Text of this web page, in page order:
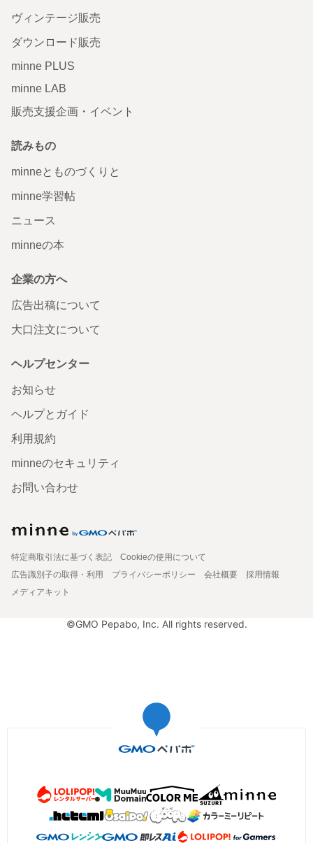
ヴィンテージ販売
ダウンロード販売
minne PLUS
minne LAB
販売支援企画・イベント
読みもの
minneとものづくりと
minne学習帖
ニュース
minneの本
企業の方へ
広告出稿について
大口注文について
ヘルプセンター
お知らせ
ヘルプとガイド
利用規約
minneのセキュリティ
お問い合わせ
特定商取引法に基づく表記
Cookieの使用について
広告識別子の取得・利用
プライバシーポリシー 会社概要
採用情報
メディアキット
©GMO Pepabo, Inc. All rights reserved.